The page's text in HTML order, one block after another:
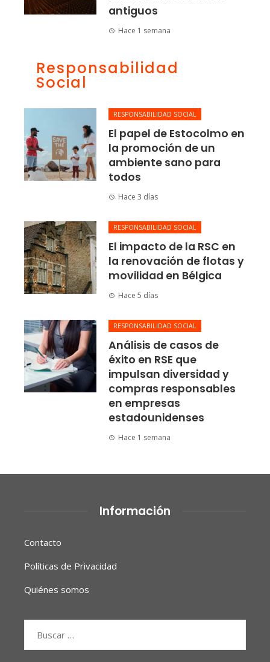
antiguos
Hace 1 semana
Responsabilidad
Social
RESPONSABILIDAD SOCIAL
El papel de Estocolmo en
la promoción de un
ambiente sano para
todos
Hace 3 días
RESPONSABILIDAD SOCIAL
El impacto de la RSC en
la renovación de flotas y
movilidad en Bélgica
Hace 5 días
RESPONSABILIDAD SOCIAL
Análisis de casos de
éxito en RSE que
impulsan diversidad y
compras responsables
en empresas
estadounidenses
Hace 1 semana
Información
Contacto
Políticas de Privacidad
Quiénes somos